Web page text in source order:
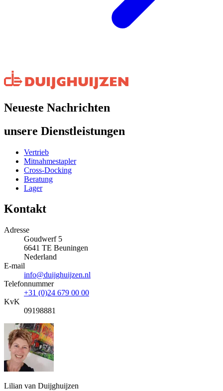
Neueste Nachrichten
unsere Dienstleistungen
Vertrieb
Mitnahmestapler
Cross-Docking
Beratung
Lager
Kontakt
Adresse
Goudwerf 5
6641 TE Beuningen
Nederland
E-mail
info@duijghuijzen.nl
Telefonnummer
+31 (0)24 679 00 00
KvK
09198881
Lilian van Duijghuijzen